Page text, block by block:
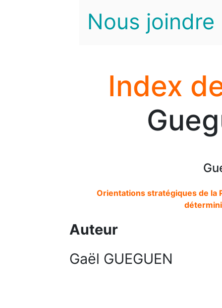
Nous joindre
Index
Orientations stratégiques de la
Auteur
Gaël GUEGUEN